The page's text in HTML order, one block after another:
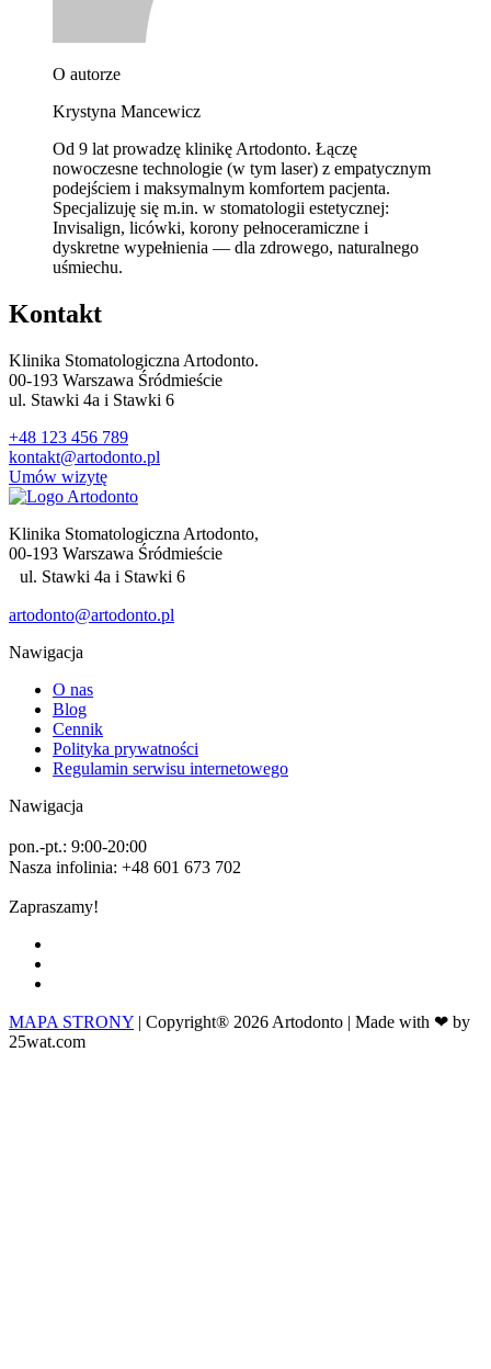
O autorze
Krystyna Mancewicz
Od 9 lat prowadzę klinikę Artodonto. Łączę
nowoczesne technologie (w tym laser) z empatycznym
podejściem i maksymalnym komfortem pacjenta.
Specjalizuję się m.in. w stomatologii estetycznej:
Invisalign, licówki, korony pełnoceramiczne i
dyskretne wypełnienia — dla zdrowego, naturalnego
uśmiechu.
Kontakt
Klinika Stomatologiczna Artodonto.
00-193 Warszawa Śródmieście
ul. Stawki 4a i Stawki 6
+48 123 456 789
kontakt@artodonto.pl
Umów wizytę
Klinika Stomatologiczna Artodonto,
00-193 Warszawa Śródmieście
ul. Stawki 4a i Stawki 6
artodonto@artodonto.pl
Nawigacja
O nas
Blog
Cennik
Polityka prywatności
Regulamin serwisu internetowego
Nawigacja
pon.-pt.: 9:00-20:00
Nasza infolinia: +48 601 673 702
Zapraszamy!
MAPA STRONY | Copyright® 2026 Artodonto | Made with ❤ by
25wat.com